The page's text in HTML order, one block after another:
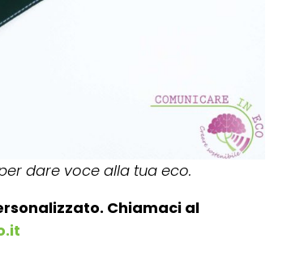
dare voce alla tua eco.
Chiamaci al